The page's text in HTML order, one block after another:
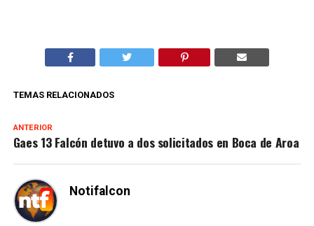
TEMAS RELACIONADOS
ANTERIOR
Gaes 13 Falcón detuvo a dos solicitados en Boca de Aroa
Notifalcon